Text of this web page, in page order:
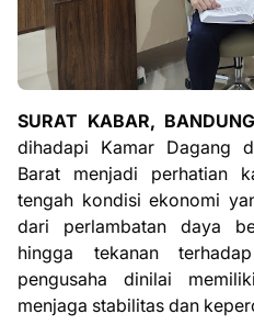
SURAT KABAR, BANDUNG
dihadapi Kamar Dagang
Barat menjadi perhatian
tengah kondisi ekonomi
dari perlambatan daya
hingga tekanan
pengusaha dinilai
menjaga stabilitas dan